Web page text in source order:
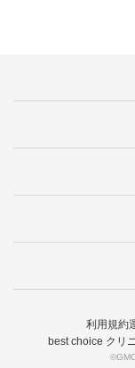
利用規約
best choice クリ